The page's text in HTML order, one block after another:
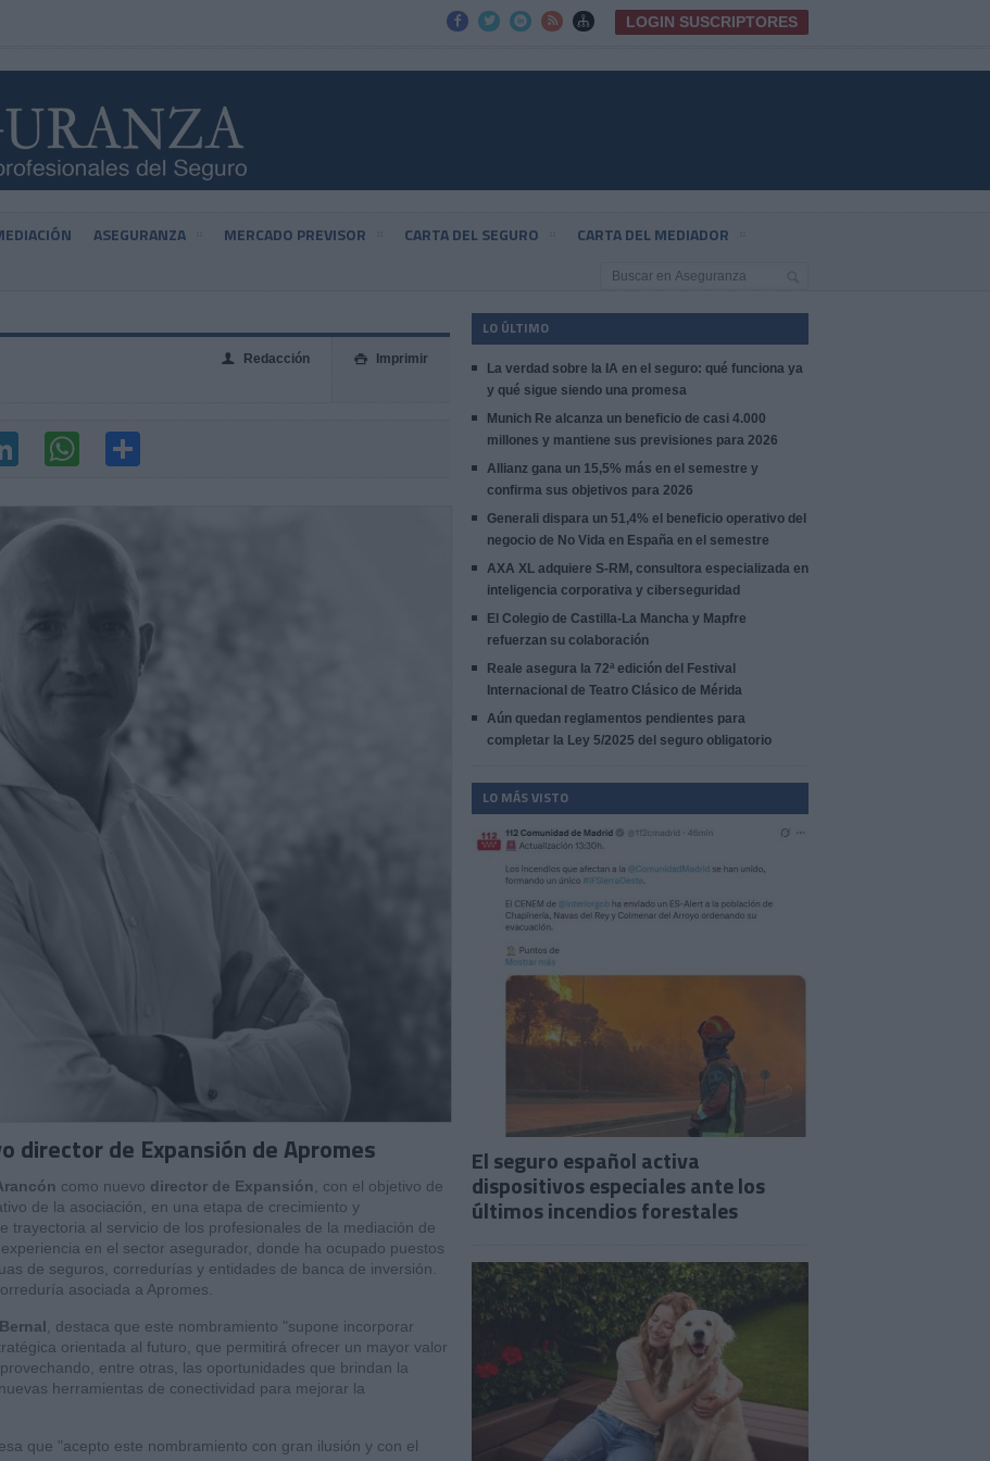
     LOGIN SUSCRIPTORES
ASEGURANZA MERCADO PREVISOR CARTA DEL SEGURO CARTA DEL MEDIADOR
 Imprimir
👤 Redacción
director de Expansión de Apromes
como nuevo director de Expansión , con el objetivo de
de la asociación, en una etapa de crecimiento y
trayectoria al servicio de los profesionales de la mediación de
en el sector asegurador, donde ha ocupado puestos
de seguros, corredurías y entidades de banca de inversión.
asociada a Apromes.
, destaca que este nombramiento "supone incorporar
orientada al futuro, que permitirá ofrecer un mayor valor
entre otras, las oportunidades que brindan la
herramientas de conectividad para mejorar la
que "acepto este nombramiento con gran ilusión y con el
LO ÚLTIMO
La verdad sobre la IA en el seguro: qué funciona ya
y qué sigue siendo una promesa
Munich Re alcanza un beneficio de casi 4.000
millones y mantiene sus previsiones para 2026
Allianz gana un 15,5% más en el semestre y
confirma sus objetivos para 2026
Generali dispara un 51,4% el beneficio operativo del
negocio de No Vida en España en el semestre
AXA XL adquiere S-RM, consultora especializada en
inteligencia corporativa y ciberseguridad
El Colegio de Castilla-La Mancha y Mapfre
refuerzan su colaboración
Reale asegura la 72ª edición del Festival
Internacional de Teatro Clásico de Mérida
Aún quedan reglamentos pendientes para
completar la Ley 5/2025 del seguro obligatorio
LO MÁS VISTO
El seguro español activa
dispositivos especiales ante los
últimos incendios forestales